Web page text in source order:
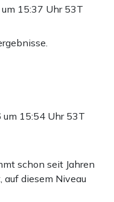
15:37 Uhr 53T
um 15:54 Uhr 53T
schon seit Jahren
diesem Niveau